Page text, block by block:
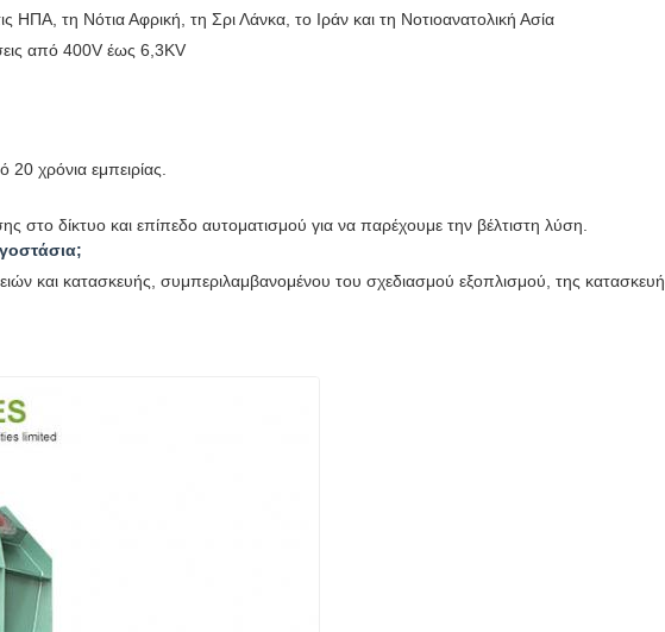
ΗΠΑ, τη Νότια Αφρική, τη Σρι Λάνκα, το Ιράν και τη Νοτιοανατολική Ασία
από 400V έως 6,3KV
χρόνια εμπειρίας.
δίκτυο και επίπεδο αυτοματισμού για να παρέχουμε την βέλτιστη λύση.
και κατασκευής, συμπεριλαμβανομένου του σχεδιασμού εξοπλισμού, της